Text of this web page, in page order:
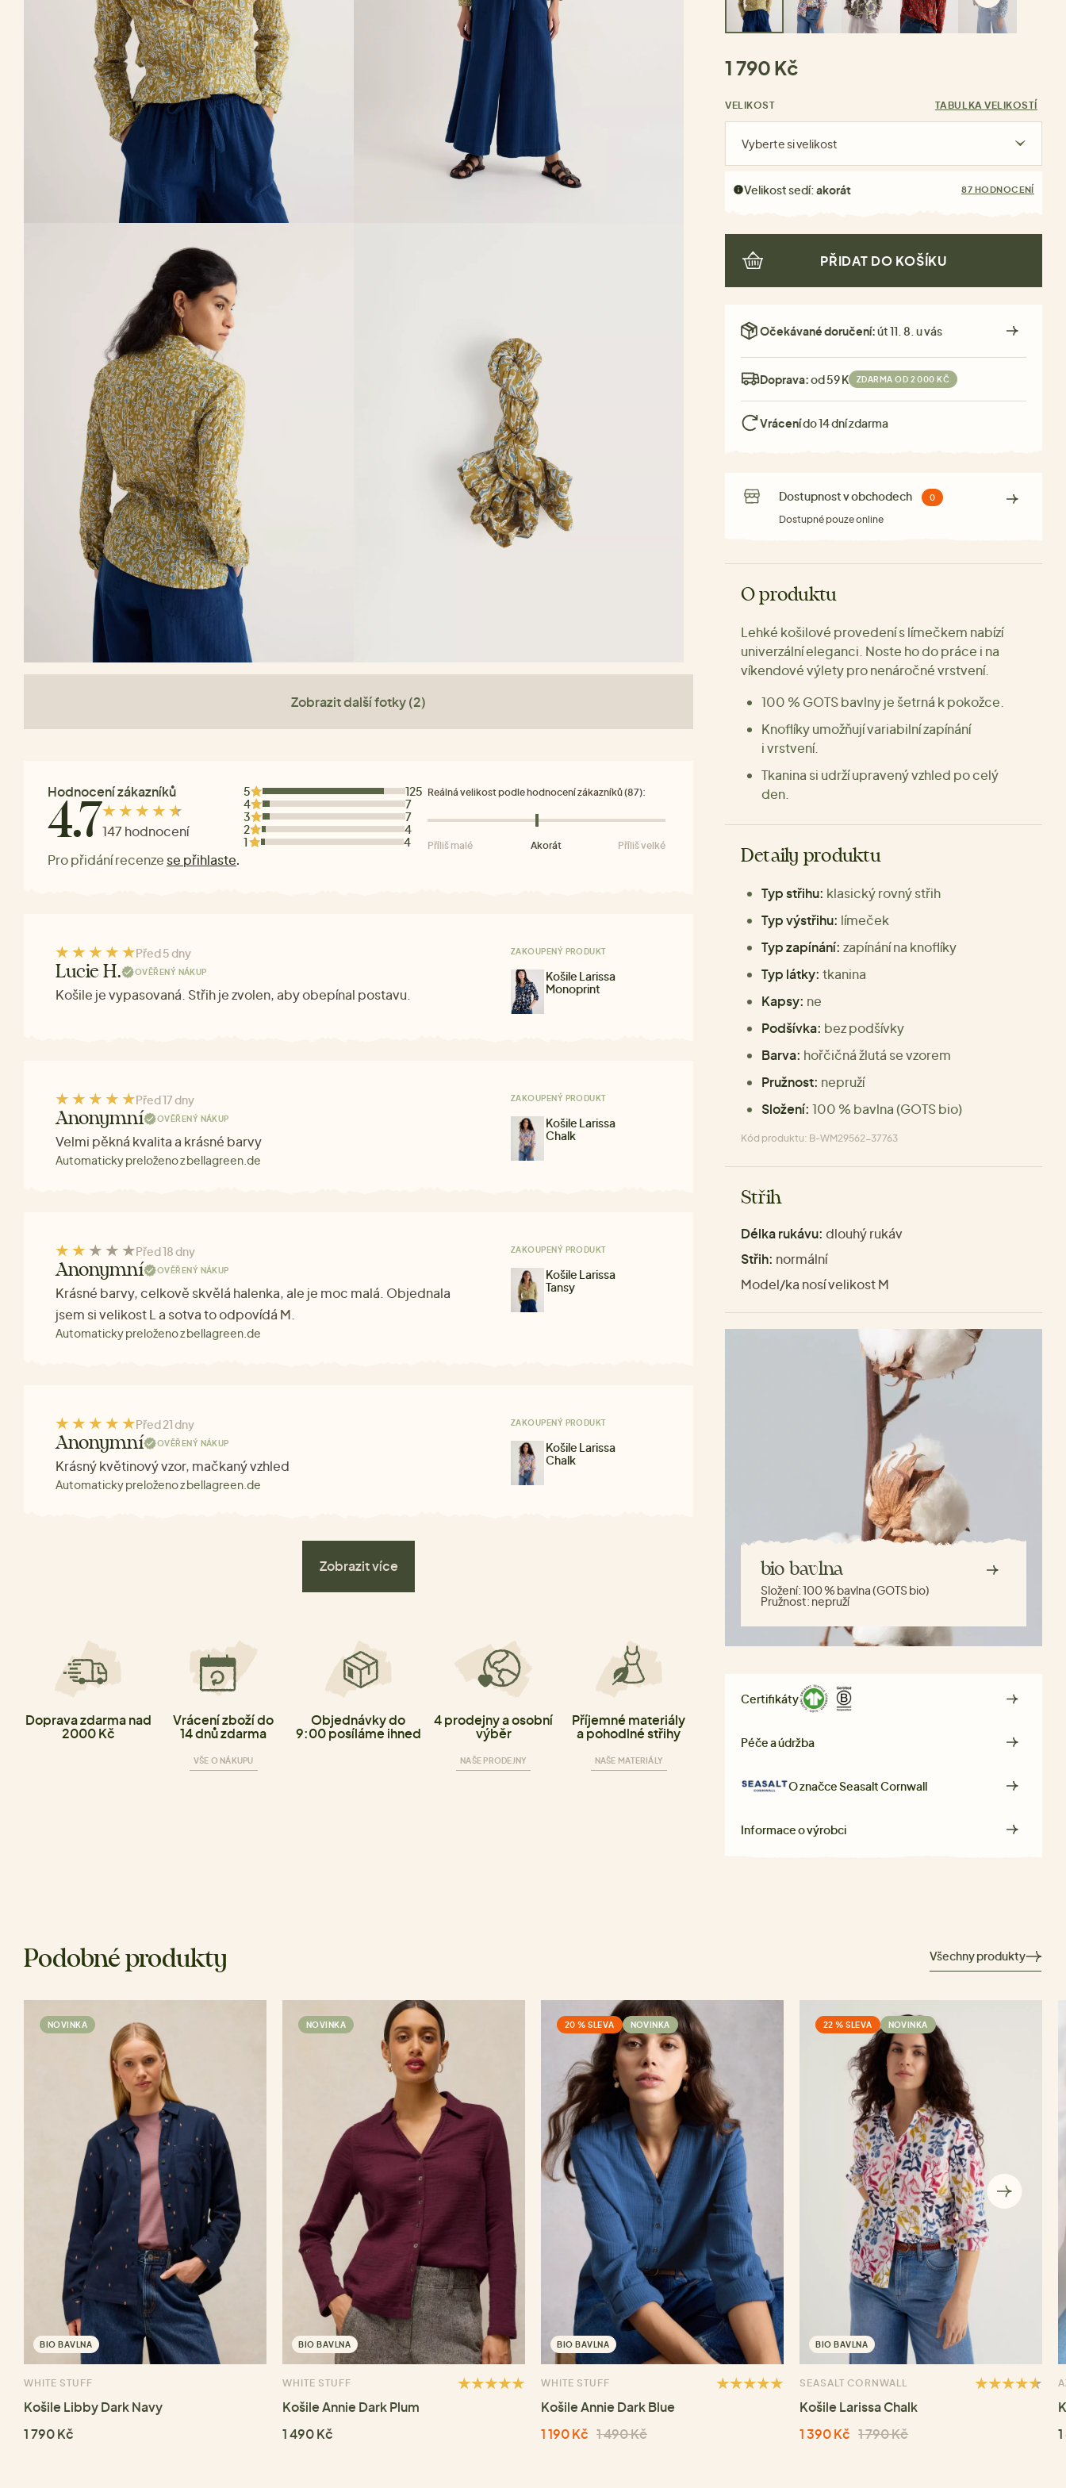
Zobrazit další fotky (2)
Hodnocení zákazníků
4.7147 hodnocení
Pro přidání recenze se přihlaste.
5
125
4
7
3
7
2
4
1
4
Reálná velikost podle hodnocení zákazníků (87):
Příliš malé Akorát Příliš velké
Před 5 dny
Lucie H. OVĚŘENÝ NÁKUP
Košile je vypasovaná. Střih je zvolen, aby obepínal postavu.
ZAKOUPENÝ PRODUKT
Košile Larissa
Monoprint
Před 17 dny
Anonymní OVĚŘENÝ NÁKUP
Velmi pěkná kvalita a krásné barvy
Automaticky preloženo z bellagreen.de
ZAKOUPENÝ PRODUKT
Košile Larissa
Chalk
Před 18 dny
Anonymní OVĚŘENÝ NÁKUP
Krásné barvy, celkově skvělá halenka, ale je moc malá. Objednala
jsem si velikost L a sotva to odpovídá M.
Automaticky preloženo z bellagreen.de
ZAKOUPENÝ PRODUKT
Košile Larissa
Tansy
Před 21 dny
Anonymní OVĚŘENÝ NÁKUP
Krásný květinový vzor, mačkaný vzhled
Automaticky preloženo z bellagreen.de
ZAKOUPENÝ PRODUKT
Košile Larissa
Chalk
Zobrazit více
Doprava zdarma nad
2000 Kč
Vrácení zboží do
14 dnů zdarma
VŠE O NÁKUPU
Objednávky do
9:00 posíláme ihned
4 prodejny a osobní
výběr
NAŠE PRODEJNY
Příjemné materiály
a pohodlné střihy
NAŠE MATERIÁLY
1 790 Kč
VELIKOST TABULKA VELIKOSTÍ
Vyberte si velikost
Velikost sedí:akorát 87 HODNOCENÍ
PŘIDAT DO KOŠÍKU
Očekávané doručení:út 11. 8. u vás
Doprava:od 59 Kč ZDARMA OD 2 000 KČ
Vrácenído 14 dní zdarma
Dostupnost v obchodech 0
Dostupné pouze online
O produktu
Lehké košilové provedení s límečkem nabízí
univerzální eleganci. Noste ho do práce i na
víkendové výlety pro nenáročné vrstvení.
100 % GOTS bavlny je šetrná k pokožce.
Knoflíky umožňují variabilní zapínání
i vrstvení.
Tkanina si udrží upravený vzhled po celý
den.
Detaily produktu
Typ střihu: klasický rovný střih
Typ výstřihu: límeček
Typ zapínání: zapínání na knoflíky
Typ látky: tkanina
Kapsy: ne
Podšívka: bez podšívky
Barva: hořčičná žlutá se vzorem
Pružnost: nepruží
Složení: 100 % bavlna (GOTS bio)
Kód produktu: B-WM29562-37763
Střih
Délka rukávu: dlouhý rukáv
Střih: normální
Model/ka nosí velikost M
bio bavlna
Složení:100 % bavlna (GOTS bio)
Pružnost: nepruží
Certifikáty
Péče a údržba
O značceSeasalt Cornwall
Informace o výrobci
Podobné produkty Všechny produkty
NOVINKA
BIO BAVLNA
WHITE STUFF
Košile Libby Dark Navy
1 790 Kč
NOVINKA
BIO BAVLNA
WHITE STUFF
Košile Annie Dark Plum
1 490 Kč
20 % SLEVA NOVINKA
BIO BAVLNA
WHITE STUFF
Košile Annie Dark Blue
1 190 Kč 1 490 Kč
22 % SLEVA NOVINKA
BIO BAVLNA
SEASALT CORNWALL
Košile Larissa Chalk
1 390 Kč 1 790 Kč